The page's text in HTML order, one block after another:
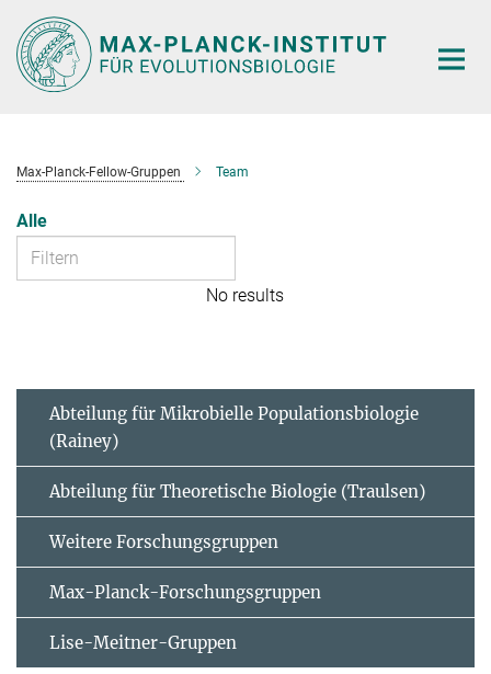
Hauptinhalt
Max-Planck-Fellow-Gruppen Team
Alle
No results
Abteilung für Mikrobielle Populationsbiologie
(Rainey)
Abteilung für Theoretische Biologie (Traulsen)
Weitere Forschungsgruppen
Max-Planck-Forschungsgruppen
Lise-Meitner-Gruppen